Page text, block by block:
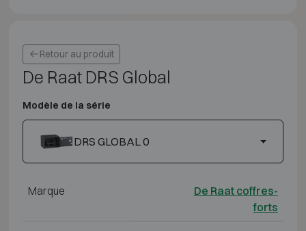
Retour au produit
De Raat DRS Global
Modèle de la série
DRS GLOBAL 0
Marque
De Raat coffres-
forts